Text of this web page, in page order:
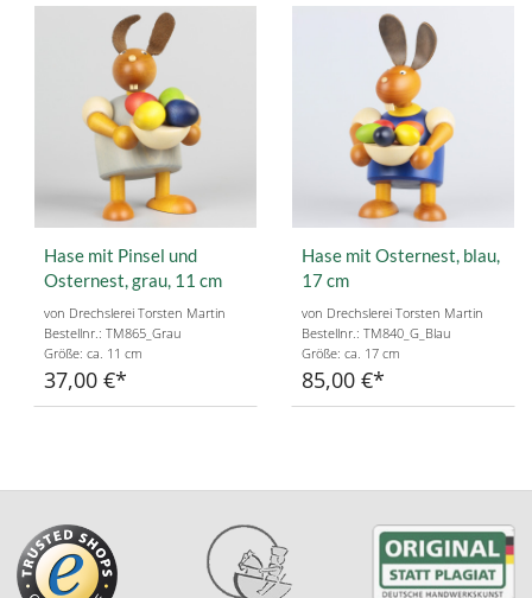
Hase mit Pinsel und
Osternest, grau, 11 cm
von Drechslerei Torsten Martin
Bestellnr.: TM865_Grau
Größe: ca. 11 cm
37,00 €
Hase mit Osternest, blau,
17 cm
von Drechslerei Torsten Martin
Bestellnr.: TM840_G_Blau
Größe: ca. 17 cm
85,00 €